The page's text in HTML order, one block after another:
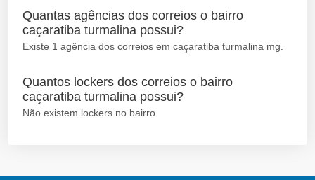
Quantas agências dos correios o bairro
caçaratiba turmalina possui?
Existe 1 agência dos correios em caçaratiba turmalina mg.
Quantos lockers dos correios o bairro
caçaratiba turmalina possui?
Não existem lockers no bairro.